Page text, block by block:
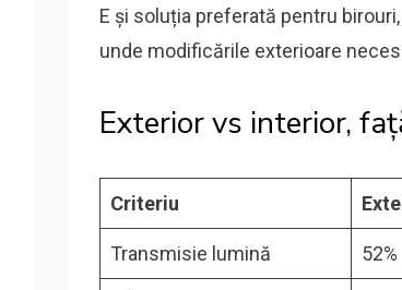
E și soluția preferată pentru
unde modificările exterioare
Exterior vs interior,
Criteriu
Transmisie lumină 52%